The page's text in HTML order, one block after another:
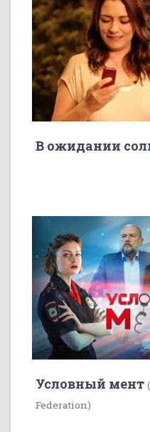
В ожидании
Условный мент
Federation)